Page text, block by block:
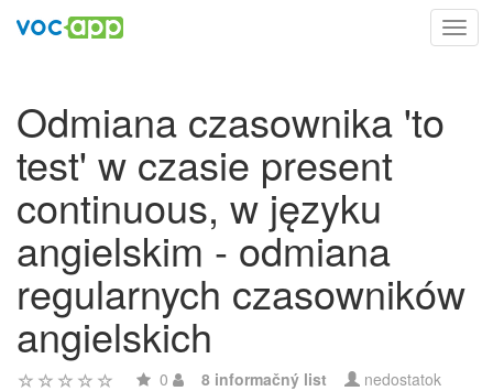
Odmiana czasownika 'to
test' w czasie present
continuous, w języku
angielskim - odmiana
regularnych czasowników
angielskich
0 8 informačný list nedostatok